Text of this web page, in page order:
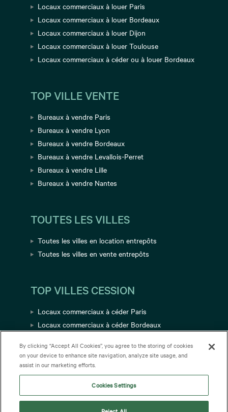
Locaux commerciaux à louer Paris
Locaux commerciaux à louer Bordeaux
Locaux commerciaux à louer Dijon
Locaux commerciaux à louer Toulouse
Locaux commerciaux à céder ou à louer Bordeaux
TOP VILLE VENTE
Bureaux à vendre Paris
Bureaux à vendre Lyon
Bureaux à vendre Bordeaux
Bureaux à vendre Levallois-Perret
Bureaux à vendre Lille
Bureaux à vendre Nantes
TOUTES LES VILLES
Toutes les villes en location entrepôts
Toutes les villes en vente entrepôts
TOP VILLES CESSION
Locaux commerciaux à céder Paris
Locaux commerciaux à céder Bordeaux
Locaux commerciaux à céder Toulouse
Locaux commerciaux à céder Grenoble
By clicking “Accept All Cookies”, you agree to the storing of cookies
on your device to enhance site navigation, analyze site usage, and
assist in our marketing efforts.
Cookies Settings